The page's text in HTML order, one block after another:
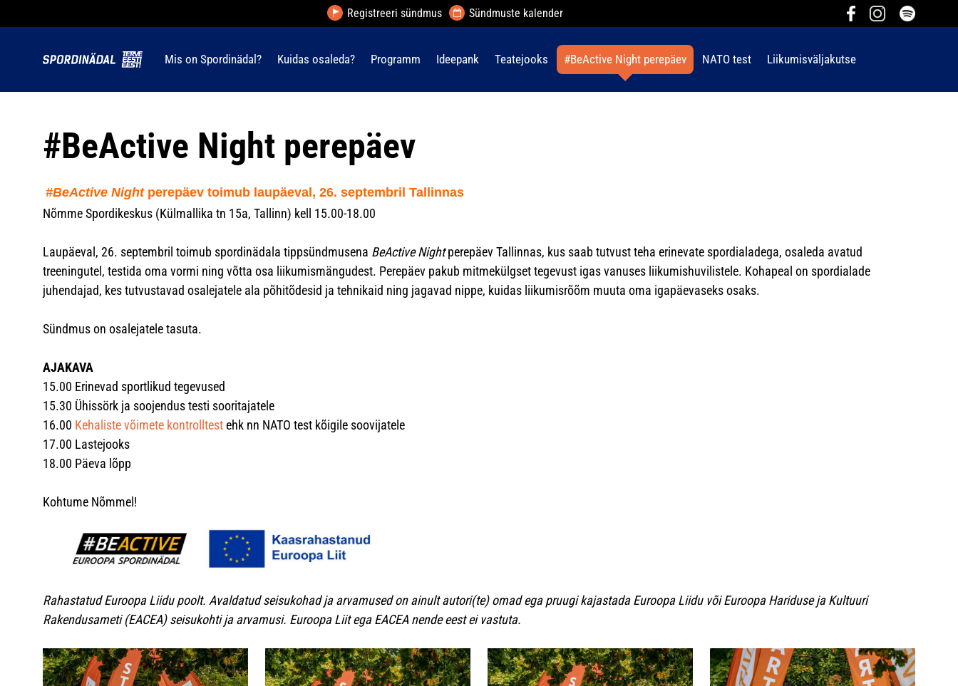
Registreeri sündmus Sündmuste kalender
Mis on Spordinädal? Kuidas osaleda? Programm Ideepank Teatejooks #BeActive Night perepäev NATO test Liikumisväljakutse
#BeActive Night perepäev
#BeActive Nightperepäev toimub laupäeval, 26. septembril Tallinnas
Nõmme Spordikeskus (Külmallika tn 15a, Tallinn) kell 15.00-18.00
Laupäeval, 26. septembril toimub spordinädala tippsündmusena BeActive Nightperepäev Tallinnas, kus saab tutvust teha erinevate spordialadega, osaleda avatud
treeningutel, testida oma vormi ning võtta osa liikumismängudest. Perepäev pakub mitmekülgset tegevust igas vanuses liikumishuvilistele. Kohapeal on spordialade
juhendajad, kes tutvustavad osalejatele ala põhitõdesid ja tehnikaid ning jagavad nippe, kuidas liikumisrõõm muuta oma igapäevaseks osaks.
Sündmus on osalejatele tasuta.
AJAKAVA
15.00 Erinevad sportlikud tegevused
15.30 Ühissörk ja soojendus testi sooritajatele
16.00 Kehaliste võimete kontrolltestehk nn NATO test kõigile soovijatele
17.00 Lastejooks
18.00 Päeva lõpp
Kohtume Nõmmel!
Rahastatud Euroopa Liidu poolt. Avaldatud seisukohad ja arvamused on ainult autori(te) omad ega pruugi kajastada Euroopa Liidu või Euroopa Hariduse ja Kultuuri
Rakendusameti (EACEA) seisukohti ja arvamusi. Euroopa Liit ega EACEA nende eest ei vastuta.